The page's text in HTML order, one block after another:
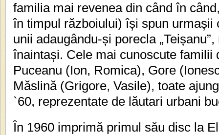
familia mai revenea din când în
în timpul războiului) își spun urmașii
unii adaugându-și porecla
înaintași. Cele mai cunoscute familii
Puceanu (Ion, Romica), Gore
Măslină (Grigore, Vasile), toate
`60, reprezentate de lăutari urbani
În 1960 imprimă primul său disc la